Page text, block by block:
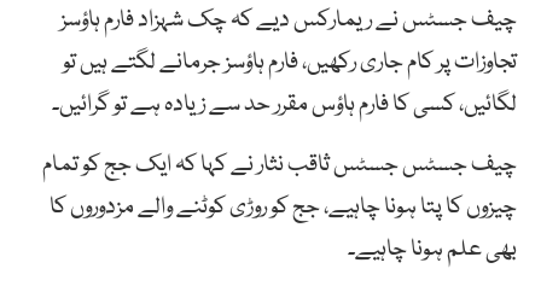
چیف جسٹس نے ریمارکس دیے کہ چک شہزاد فارم ہاؤسز
تجاوزات پر کام جاری رکھیں، فارم ہاؤسز جرمانے لگتے ہیں تو
لگائیں، کسی کا فارم ہاؤس مقرر حد سے زیادہ ہے تو گرائیں۔
چیف جسٹس جسٹس ثاقب نثار نے کہا کہ ایک جج کو تمام
چیزوں کا پتا ہونا چاہیے، جج کو روڑی کوٹنے والے مزدوروں کا
بھی علم ہونا چاہیے۔